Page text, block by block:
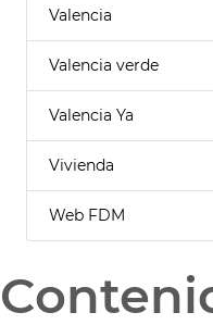
Valencia
Valencia verde
Valencia Ya
Vivienda
Web FDM